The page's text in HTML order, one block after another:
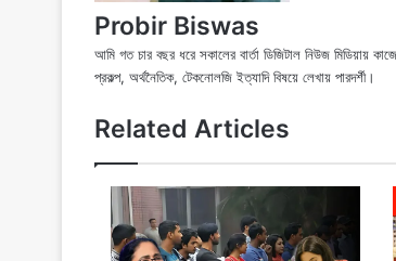
Probir Biswas
আমি গত চার বছর ধরে সকালের বার্তা ডিজিটাল নিউজ মিডিয়ায়
প্রকল্প, অর্থনৈতিক, টেকনোলজি ইত্যাদি বিষয়ে লেখায় পারদর্শী।
Related Articles